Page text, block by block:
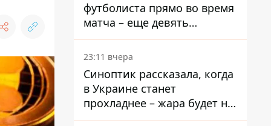
футболиста прямо во время
матча – еще девять
пострадали
23:11 вчера
Синоптик рассказала, когда
в Украине станет
прохладнее – жара будет не
долго